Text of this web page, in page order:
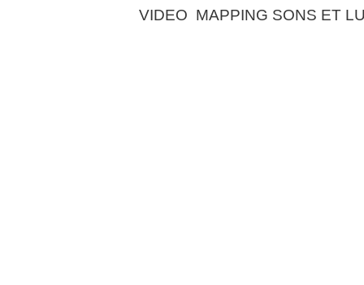
VIDEO MAPPING SONS ET